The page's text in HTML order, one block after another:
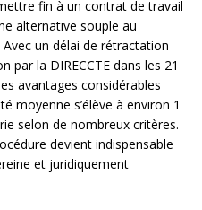
fin à un contrat de travail
alternative souple au
un délai de rétractation
la DIRECCTE dans les 21
avantages considérables
moyenne s’élève à environ 1
selon de nombreux critères.
devient indispensable
et juridiquement